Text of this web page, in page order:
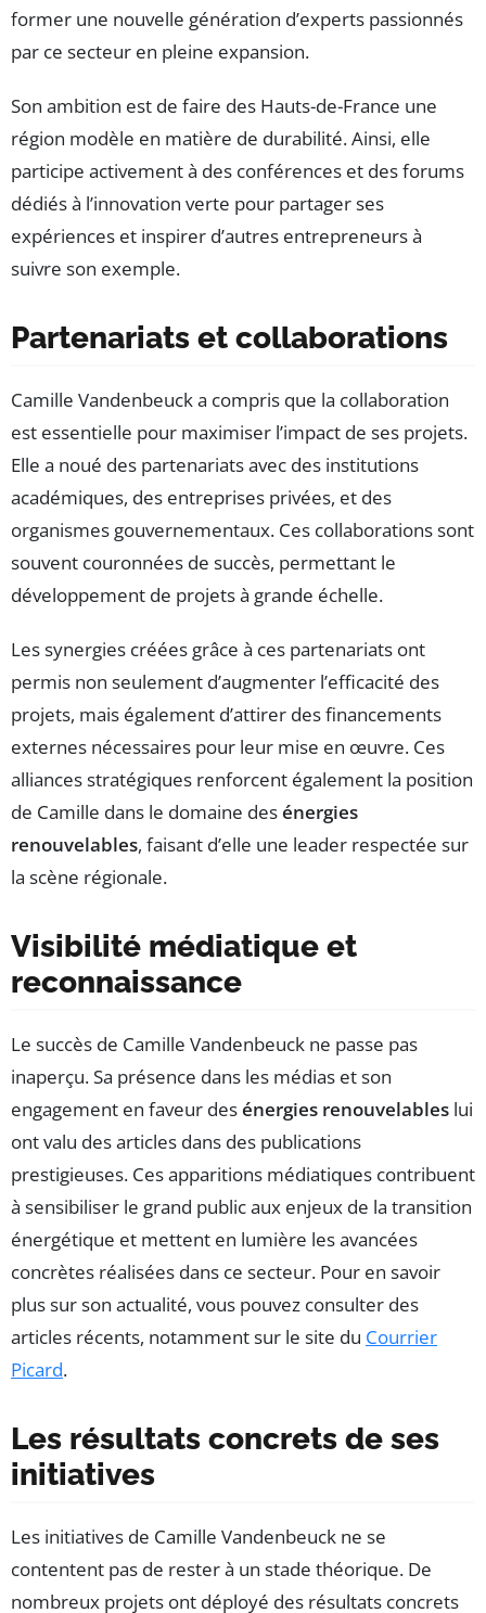
former une nouvelle génération d’experts passionnés
par ce secteur en pleine expansion.
Son ambition est de faire des Hauts-de-France une
région modèle en matière de durabilité. Ainsi, elle
participe activement à des conférences et des forums
dédiés à l’innovation verte pour partager ses
expériences et inspirer d’autres entrepreneurs à
suivre son exemple.
Partenariats et collaborations
Camille Vandenbeuck a compris que la collaboration
est essentielle pour maximiser l’impact de ses projets.
Elle a noué des partenariats avec des institutions
académiques, des entreprises privées, et des
organismes gouvernementaux. Ces collaborations sont
souvent couronnées de succès, permettant le
développement de projets à grande échelle.
Les synergies créées grâce à ces partenariats ont
permis non seulement d’augmenter l’efficacité des
projets, mais également d’attirer des financements
externes nécessaires pour leur mise en œuvre. Ces
alliances stratégiques renforcent également la position
de Camille dans le domaine desénergies
renouvelables, faisant d’elle une leader respectée sur
la scène régionale.
Visibilité médiatique et
reconnaissance
Le succès de Camille Vandenbeuck ne passe pas
inaperçu. Sa présence dans les médias et son
engagement en faveur desénergies renouvelables lui
ont valu des articles dans des publications
prestigieuses. Ces apparitions médiatiques contribuent
à sensibiliser le grand public aux enjeux de la transition
énergétique et mettent en lumière les avancées
concrètes réalisées dans ce secteur. Pour en savoir
plus sur son actualité, vous pouvez consulter des
articles récents, notamment sur le site du Courrier
Picard.
Les résultats concrets de ses
initiatives
Les initiatives de Camille Vandenbeuck ne se
contentent pas de rester à un stade théorique. De
nombreux projets ont déployé des résultats concrets